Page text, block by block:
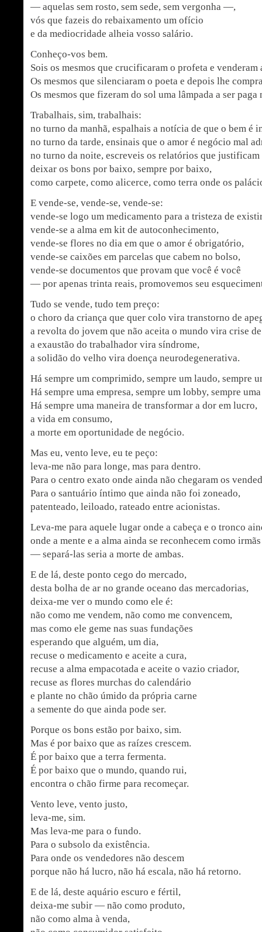
— aquelas sem rosto, sem sede, sem vergonha —,
vós que fazeis do rebaixamento um ofício
e da mediocridade alheia vosso salário.
Conheço-vos bem.
Sois os mesmos que crucificaram o profeta e
Os mesmos que silenciaram o poeta e depois lhe
Os mesmos que fizeram do sol uma lâmpada a ser paga
Trabalhais, sim, trabalhais:
no turno da manhã, espalhais a notícia de que o bem é
no turno da tarde, ensinais que o amor é negócio mal
no turno da noite, escreveis os relatórios que justificam
deixar os bons por baixo, sempre por baixo,
como carpete, como alicerce, como terra onde os
E vende-se, vende-se, vende-se:
vende-se logo um medicamento para a tristeza de
vende-se a alma em kit de autoconhecimento,
vende-se flores no dia em que o amor é obrigatório,
vende-se caixões em parcelas que cabem no bolso,
vende-se documentos que provam que você é você
— por apenas trinta reais, promovemos seu
Tudo se vende, tudo tem preço:
o choro da criança que quer colo vira transtorno de
a revolta do jovem que não aceita o mundo vira crise
a exaustão do trabalhador vira síndrome,
a solidão do velho vira doença neurodegenerativa.
Há sempre um comprimido, sempre um laudo, sempre
Há sempre uma empresa, sempre um lobby, sempre
Há sempre uma maneira de transformar a dor em lucro,
a vida em consumo,
a morte em oportunidade de negócio.
Mas eu, vento leve, eu te peço:
leva-me não para longe, mas para dentro.
Para o centro exato onde ainda não chegaram os
Para o santuário íntimo que ainda não foi zoneado,
patenteado, leiloado, rateado entre acionistas.
Leva-me para aquele lugar onde a cabeça e o tronco
onde a mente e a alma ainda se reconhecem como
— separá-las seria a morte de ambas.
E de lá, deste ponto cego do mercado,
desta bolha de ar no grande oceano das mercadorias,
deixa-me ver o mundo como ele é:
não como me vendem, não como me convencem,
mas como ele geme nas suas fundações
esperando que alguém, um dia,
recuse o medicamento e aceite a cura,
recuse a alma empacotada e aceite o vazio criador,
recuse as flores murchas do calendário
e plante no chão úmido da própria carne
a semente do que ainda pode ser.
Porque os bons estão por baixo, sim.
Mas é por baixo que as raízes crescem.
É por baixo que a terra fermenta.
É por baixo que o mundo, quando rui,
encontra o chão firme para recomeçar.
Vento leve, vento justo,
leva-me, sim.
Mas leva-me para o fundo.
Para o subsolo da existência.
Para onde os vendedores não descem
porque não há lucro, não há escala, não há retorno.
E de lá, deste aquário escuro e fértil,
deixa-me subir — não como produto,
não como alma à venda,